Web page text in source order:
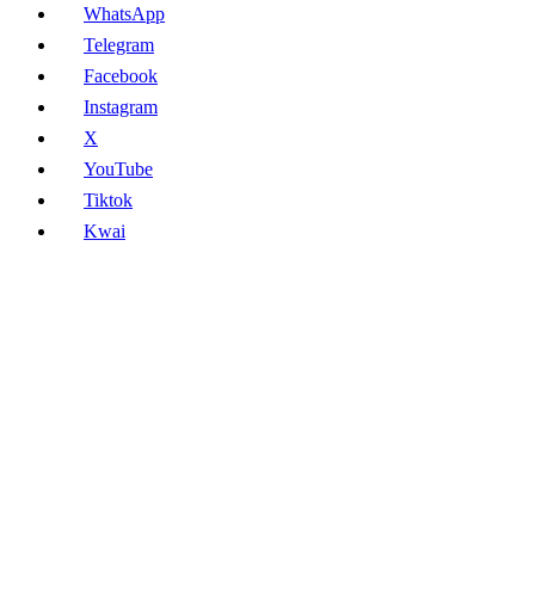
WhatsApp
Telegram
Facebook
Instagram
X
YouTube
Tiktok
Kwai